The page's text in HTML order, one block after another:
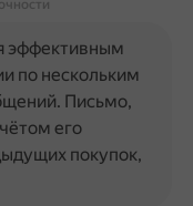
эффективным
по нескольким
Письмо,
его
покупок,